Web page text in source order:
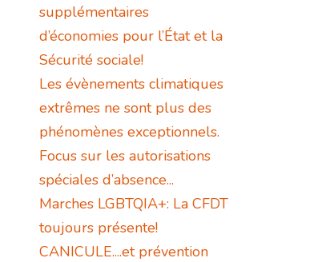
supplémentaires
d’économies pour l’État et la
Sécurité sociale!
Les évènements climatiques
extrêmes ne sont plus des
phénomènes exceptionnels.
Focus sur les autorisations
spéciales d’absence...
Marches LGBTQIA+: La CFDT
toujours présente!
CANICULE....et prévention